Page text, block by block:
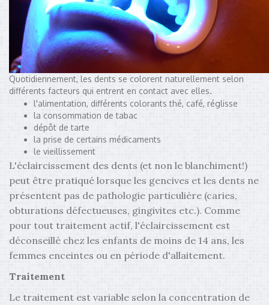
Quotidiennement, les dents se colorent naturellement selon
différents facteurs qui entrent en contact avec elles.
l'alimentation, différents colorants thé, café, réglisse
la consommation de tabac
dépôt de tarte
la prise de certains médicaments
le vieillissement
L'éclaircissement des dents (et non le blanchiment!)
peut être pratiqué lorsque les gencives et les dents ne
présentent pas de pathologie particulière (caries,
obturations défectueuses, gingivites etc.). Comme
pour tout traitement actif, l'éclaircissement est
déconseillé chez les enfants de moins de 14 ans, les
femmes enceintes ou en période d'allaitement.
Traitement
Le traitement est variable selon la concentration de